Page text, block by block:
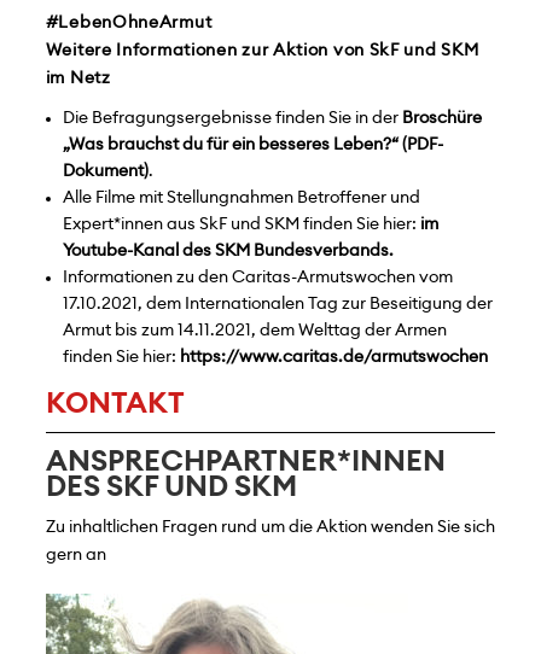
#LebenOhneArmut
Weitere Informationen zur Aktion von SkF und SKM
im Netz
Die Befragungsergebnisse finden Sie in der Broschüre
„Was brauchst du für ein besseres Leben?“
.
Alle Filme mit Stellungnahmen Betroffener und
Expert*innen aus SkF und SKM finden Sie hier: im
Youtube-Kanal des SKM Bundesverbands.
Informationen zu den Caritas-Armutswochen vom
17.10.2021, dem Internationalen Tag zur Beseitigung der
Armut bis zum 14.11.2021, dem Welttag der Armen
finden Sie hier: https://www.caritas.de/armutswochen
KONTAKT
ANSPRECHPARTNER*INNEN
DES SKF UND SKM
Zu inhaltlichen Fragen rund um die Aktion wenden Sie sich
gern an